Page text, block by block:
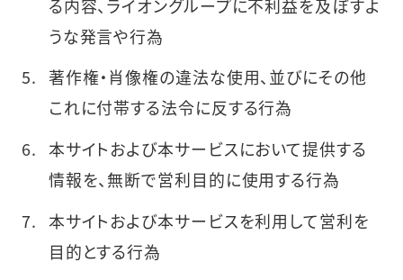
る内容、ライオングループに不利益を及ぼすよ
うな発言や行為
著作権・肖像権の違法な使用、並びにその他
これに付帯する法令に反する行為
本サイトおよび本サービスにおいて提供する
情報を、無断で営利目的に使用する行為
本サイトおよび本サービスを利用して営利を
目的とする行為